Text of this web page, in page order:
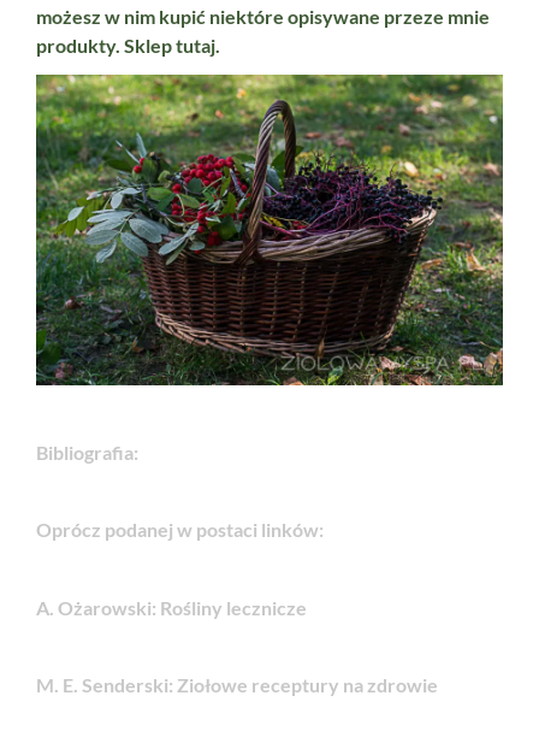
możesz w nim kupić niektóre opisywane przeze mnie
produkty. Skleptutaj.
Bibliografia:
Oprócz podanej w postaci linków:
A. Ożarowski: Rośliny lecznicze
M. E. Senderski: Ziołowe receptury na zdrowie